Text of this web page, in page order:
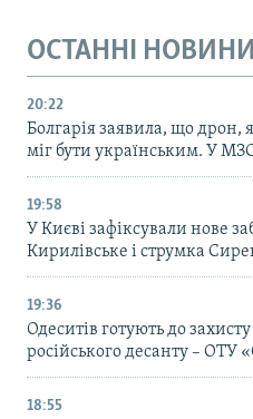
ОСТАННІ НОВИНИ
20:22
Болгарія заявила, що дрон,
міг бути українським. У
19:58
У Києві зафіксували нове
Кирилівське і струмка
19:36
Одеситів готують до
російського десанту – ОТУ
18:55